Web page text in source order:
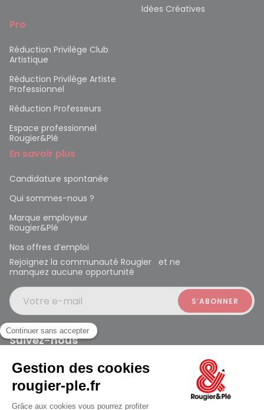
jusqu'au Lundi à 09:30
Idées Créatives
Pro
Réduction Privilège Club
Artistique
Réduction Privilège Artiste
Professionnel
Réduction Professeurs
Espace professionnel
Rougier&Plé
En savoir plus
Candidature spontanée
Qui sommes-nous ?
Marque employeur
Rougier&Plé
Nos offres d’emploi
Rejoignez la communauté Rougier et ne
manquez aucune opportunité
Votre e-mail
Suivez-nous
Rougier et Plé 2024 Copyright